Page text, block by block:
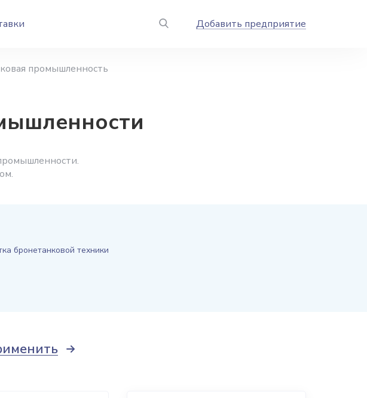
Добавить предприятие
промышленность
бронетанковой техники